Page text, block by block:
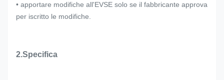
• apportare modifiche all'EVSE solo se il fabbricante approva
per iscritto le modifiche.
2.Specifica